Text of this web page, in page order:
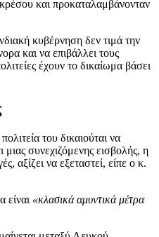
και προκαταλαμβάνονταν
κυβέρνηση δεν τιμά την
και να επιβάλλει τους
έχουν το δικαίωμα βάσει
του δικαιούται να
μιας συνεχιζόμενης εισβολής, η
αξίζει να εξεταστεί, είπε ο κ.
είναι «κλασικά αμυντικά μέτρα